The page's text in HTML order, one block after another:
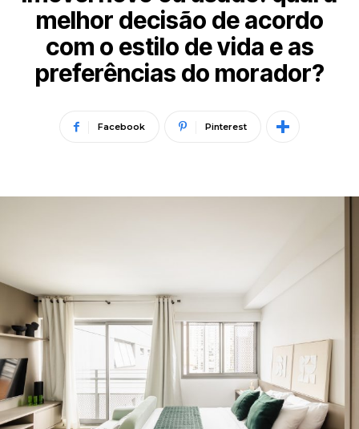
melhor decisão de acordo
com o estilo de vida e as
preferências do morador?
Facebook Pinterest